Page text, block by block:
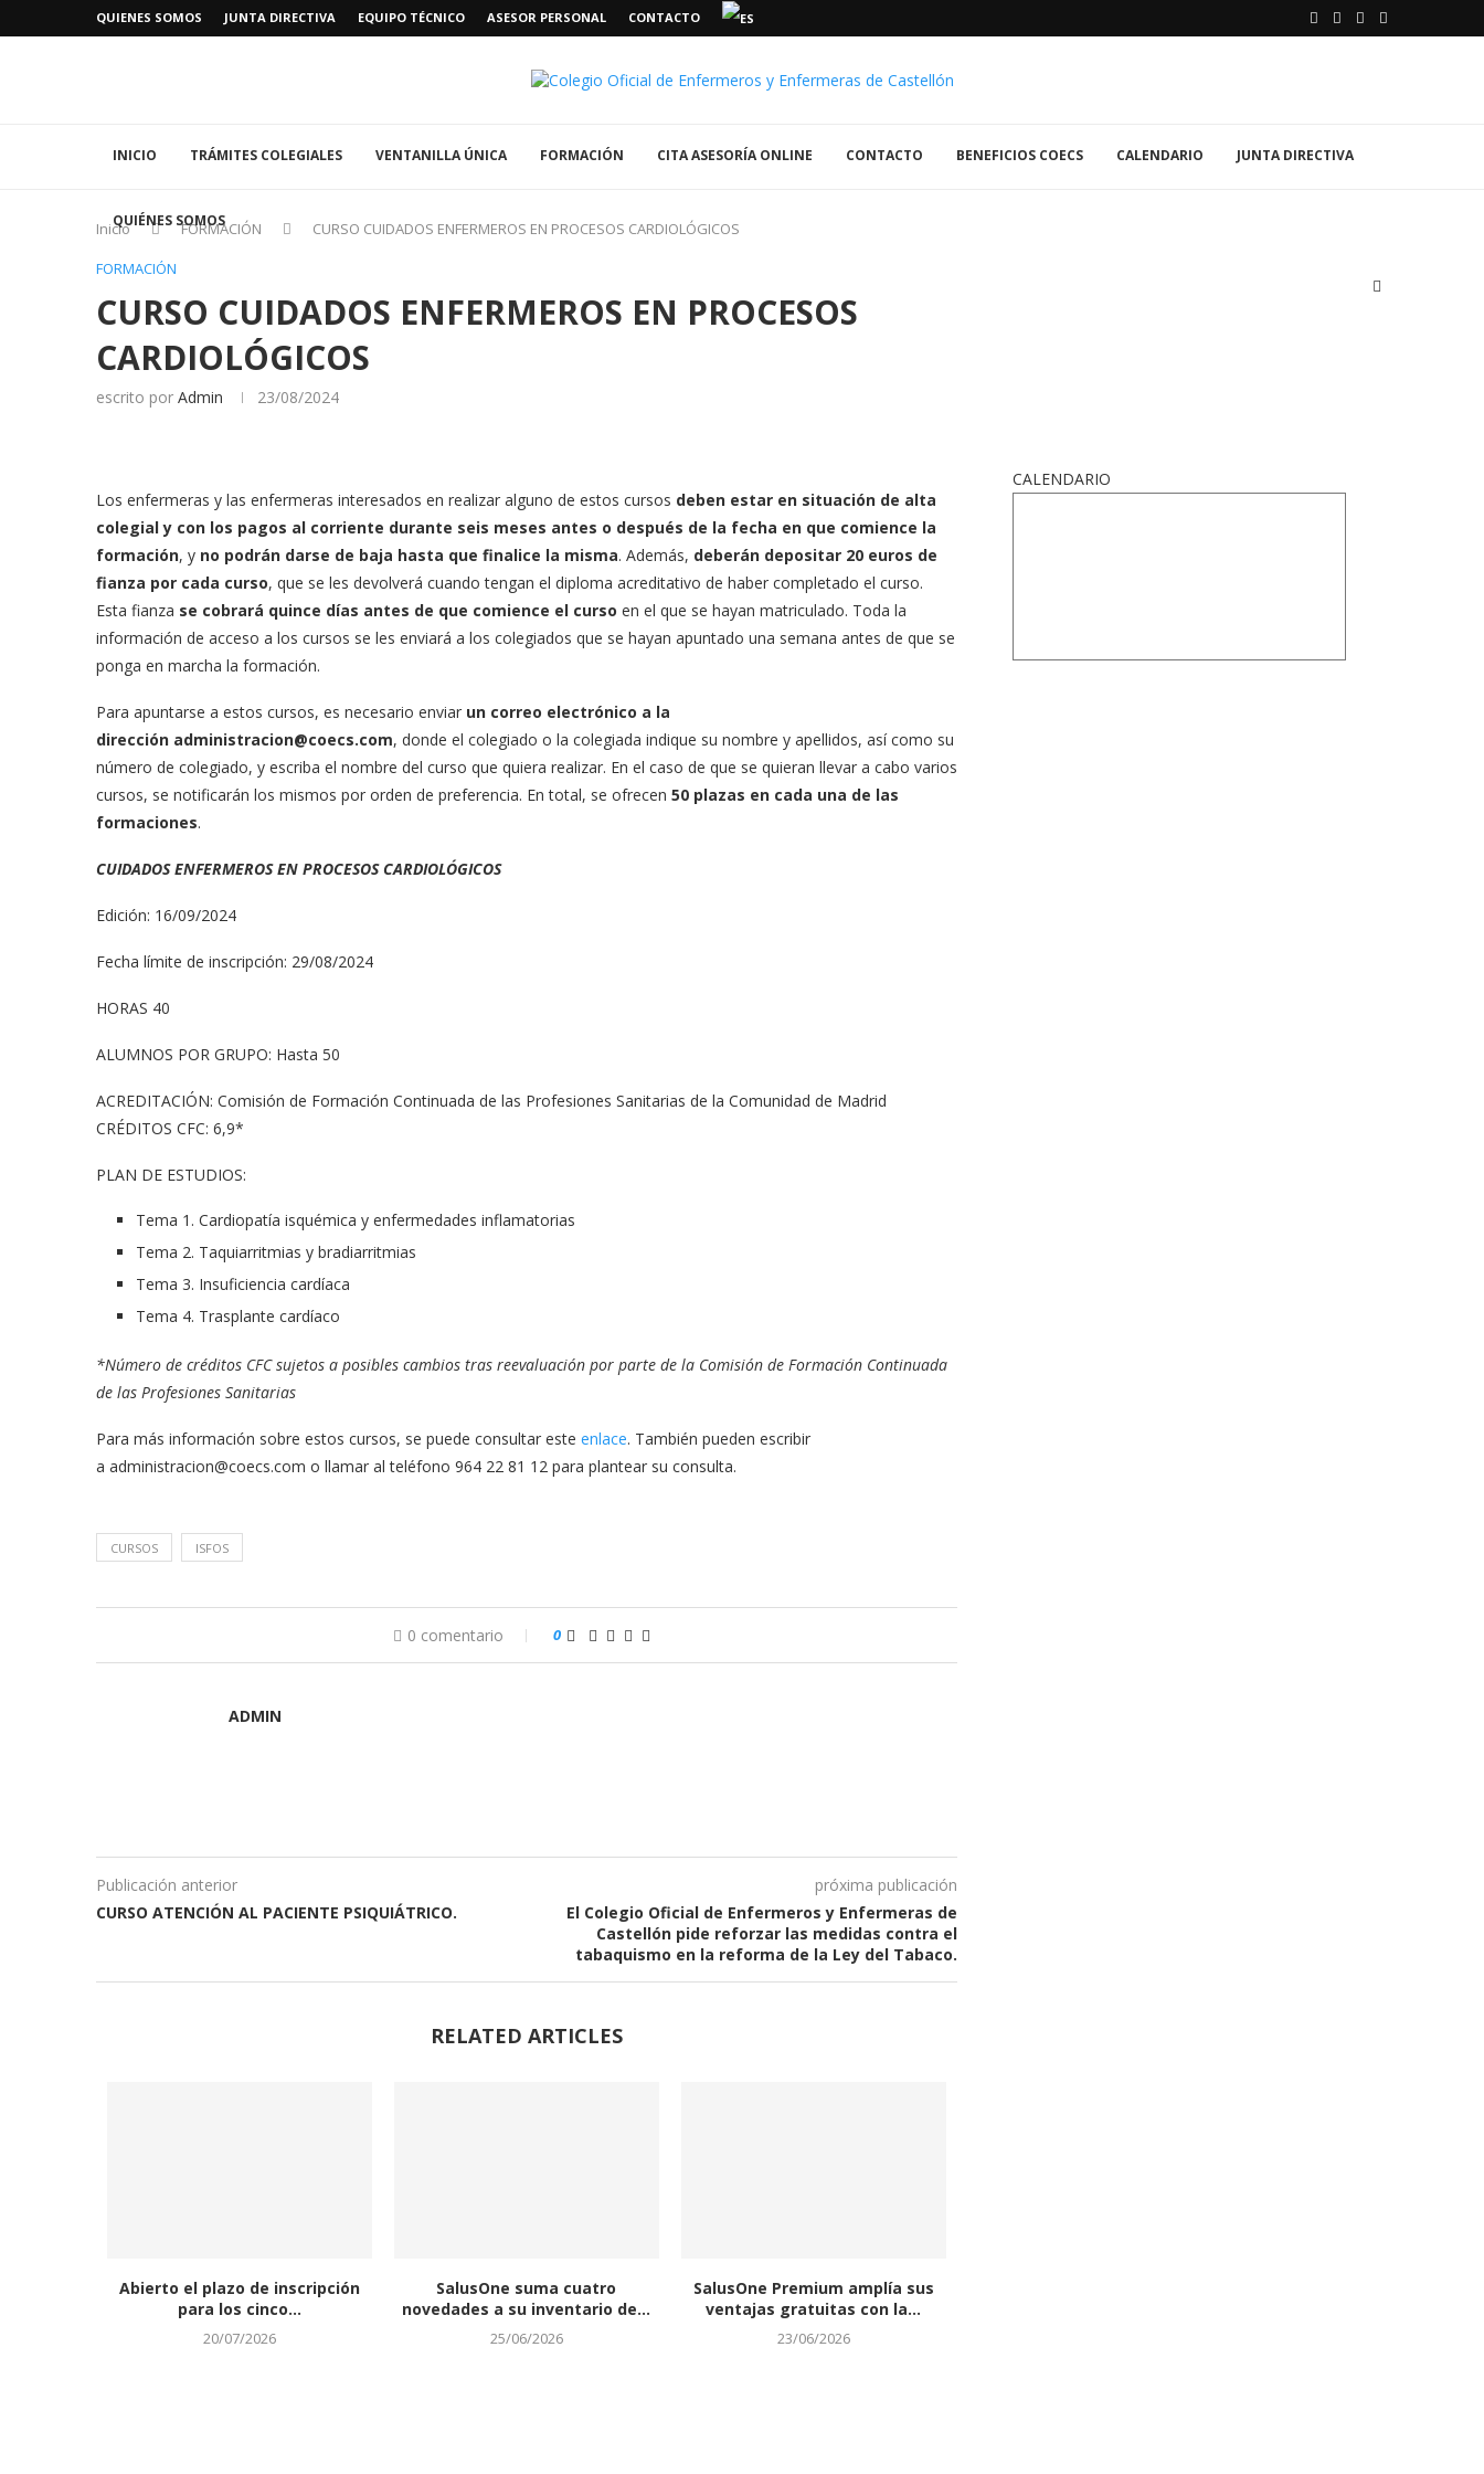
QUIENES SOMOS JUNTA DIRECTIVA EQUIPO TÉCNICO ASESOR PERSONAL CONTACTO
INICIO TRÁMITES COLEGIALES VENTANILLA ÚNICA FORMACIÓN CITA ASESORÍA ONLINE CONTACTO BENEFICIOS COECS CALENDARIO JUNTA DIRECTIVA
QUIÉNES SOMOS
Inicio FORMACIÓN
CURSO CUIDADOS ENFERMEROS EN PROCESOS CARDIOLÓGICOS
FORMACIÓN
CURSO CUIDADOS ENFERMEROS EN PROCESOS
CARDIOLÓGICOS
escrito por Admin 23/08/2024
Los enfermeras y las enfermeras interesados en realizar alguno de estos cursos deben estar en situación de alta
colegial y con los pagos al corriente durante seis meses antes o después de la fecha en que comience la
formación, y no podrán darse de baja hasta que finalice la misma. Además, deberán depositar 20 euros de
fianza por cada curso, que se les devolverá cuando tengan el diploma acreditativo de haber completado el curso.
Esta fianza se cobrará quince días antes de que comience el curso en el que se hayan matriculado. Toda la
información de acceso a los cursos se les enviará a los colegiados que se hayan apuntado una semana antes de que se
ponga en marcha la formación.
Para apuntarse a estos cursos, es necesario enviar un correo electrónico a la
dirección administracion@coecs.com, donde el colegiado o la colegiada indique su nombre y apellidos, así como su
número de colegiado, y escriba el nombre del curso que quiera realizar. En el caso de que se quieran llevar a cabo varios
cursos, se notificarán los mismos por orden de preferencia. En total, se ofrecen 50 plazas en cada una de las
formaciones.
CUIDADOS ENFERMEROS EN PROCESOS CARDIOLÓGICOS
Edición: 16/09/2024
Fecha límite de inscripción: 29/08/2024
HORAS 40
ALUMNOS POR GRUPO: Hasta 50
ACREDITACIÓN: Comisión de Formación Continuada de las Profesiones Sanitarias de la Comunidad de Madrid
CRÉDITOS CFC: 6,9*
PLAN DE ESTUDIOS:
Tema 1. Cardiopatía isquémica y enfermedades inflamatorias
Tema 2. Taquiarritmias y bradiarritmias
Tema 3. Insuficiencia cardíaca
Tema 4. Trasplante cardíaco
*Número de créditos CFC sujetos a posibles cambios tras reevaluación por parte de la Comisión de Formación Continuada
de las Profesiones Sanitarias
Para más información sobre estos cursos, se puede consultar este enlace. También pueden escribir
a administracion@coecs.com o llamar al teléfono 964 22 81 12 para plantear su consulta.
CURSOS ISFOS
0 comentario 0
ADMIN
Publicación anterior
CURSO ATENCIÓN AL PACIENTE PSIQUIÁTRICO.
próxima publicación
El Colegio Oficial de Enfermeros y Enfermeras de
Castellón pide reforzar las medidas contra el
tabaquismo en la reforma de la Ley del Tabaco.
RELATED ARTICLES
Abierto el plazo de inscripción
para los cinco...
20/07/2026
SalusOne suma cuatro
novedades a su inventario de...
25/06/2026
SalusOne Premium amplía sus
ventajas gratuitas con la...
23/06/2026
CALENDARIO